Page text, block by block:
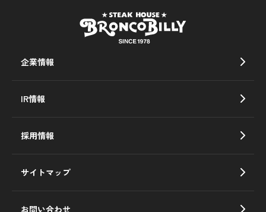
企業情報
IR情報
採用情報
サイトマップ
お問い合わせ